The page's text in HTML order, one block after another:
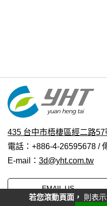
435 台中市梧棲區經二路57
電話：+886-4-26595678 /
E-mail： 3d@yht.com.tw
EMAIL US
若您滾動頁面， 則表